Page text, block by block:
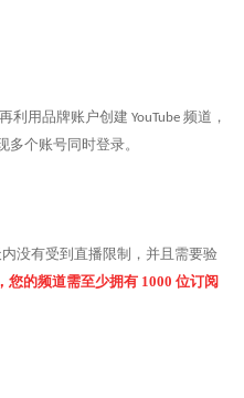
利用品牌账户创建 YouTube 频道，
多个账号同时登录。
内没有受到直播限制，并且需要验
您的频道需至少拥有1000 位订阅